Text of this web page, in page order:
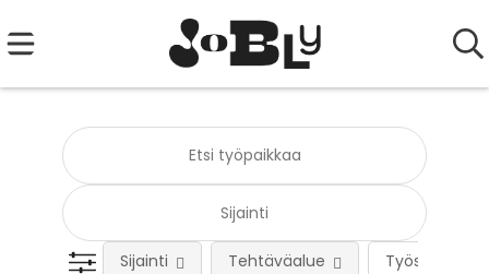
Työsuhteen
Sijainti Tehtäväalue